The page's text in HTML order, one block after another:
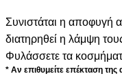
Συνιστάται η αποφυγή
διατηρηθεί η λάμψη
Φυλάσσετε τα
* Αν επιθυμείτε επέκταση